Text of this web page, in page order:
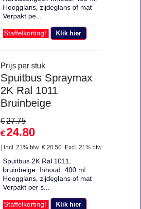
Hoogglans, zijdeglans of mat
Verpakt pe...
Staffelkorting! Klik hier
Prijs per stuk
Spuitbus Spraymax
2K Ral 1011
Bruinbeige
€27.75
€24.80
Incl. 21% btw € 20.50 Excl. 21% btw
Spuitbus 2K Ral 1011,
bruinbeige. Inhoud: 400 ml
Hoogglans, zijdeglans of mat
Verpakt per s...
Staffelkorting! Klik hier